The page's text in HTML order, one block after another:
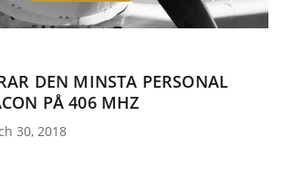
DEN MINSTA PERSONAL
PÅ 406 MHZ
30, 2018